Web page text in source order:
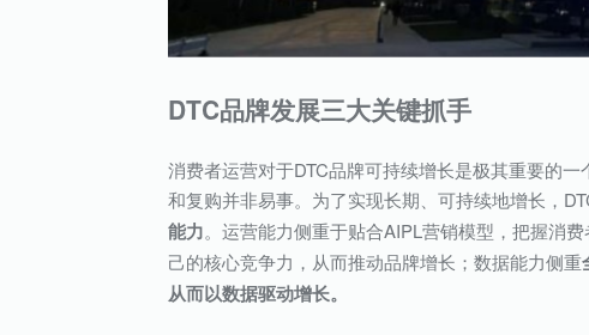
DTC品牌发展三大关键抓手
消费者运营对于DTC品牌可持续增长是极其重要的
和复购并非易事。为了实现长期、可持续地增长，
能力。运营能力侧重于贴合AIPL营销模型，把握消
己的核心竞争力，从而推动品牌增长；数据能力侧重
从而以数据驱动增长。